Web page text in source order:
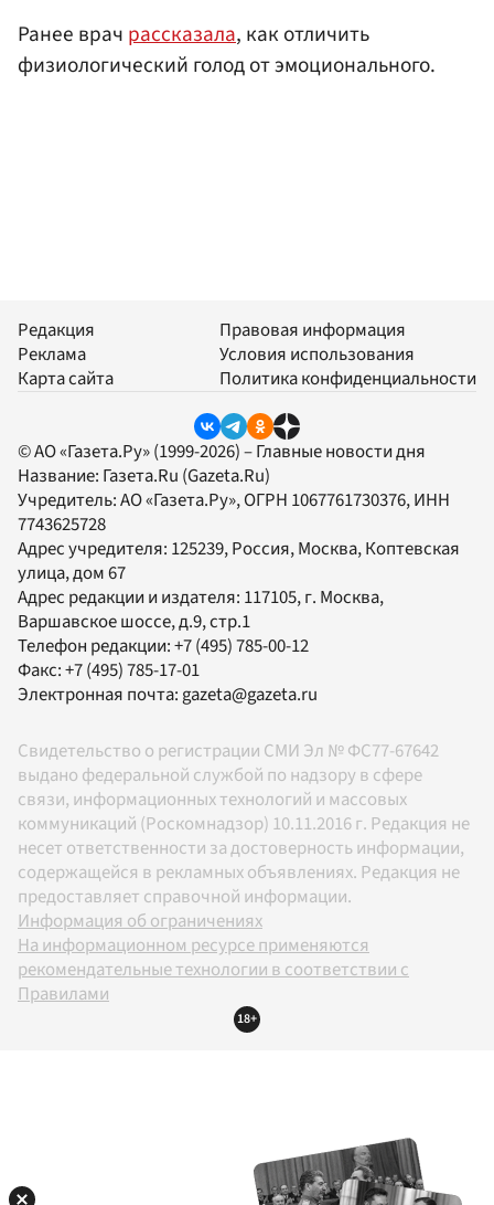
Ранее врач рассказала, как отличить
физиологический голод от эмоционального.
Редакция
Реклама
Карта сайта
Правовая информация
Условия использования
Политика конфиденциальности
© АО «Газета.Ру» (1999-2026) – Главные новости дня
Название: Газета.Ru (Gazeta.Ru)
Учредитель:АО «Газета.Ру», ОГРН 1067761730376, ИНН
7743625728
Адрес учредителя: 125239, Россия, Москва, Коптевская
улица, дом 67
Адрес редакции и издателя: 117105, г. Москва,
Варшавское шоссе, д.9, стр.1
Телефон редакции:+7 (495) 785-00-12
Факс:+7 (495) 785-17-01
Электронная почта:gazeta@gazeta.ru
Свидетельство о регистрации СМИ Эл № ФС77-67642
выдано федеральной службой по надзору в сфере
связи, информационных технологий и массовых
коммуникаций (Роскомнадзор) 10.11.2016 г. Редакция не
несет ответственности за достоверность информации,
содержащейся в рекламных объявлениях. Редакция не
предоставляет справочной информации.
Информация об ограничениях
На информационном ресурсе применяются
рекомендательные технологии в соответствии с
Правилами
18+